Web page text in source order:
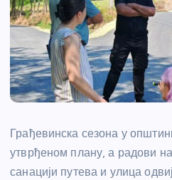
Грађевинска сезона у
утврђеном плану, а радови на
санацији путева и улица